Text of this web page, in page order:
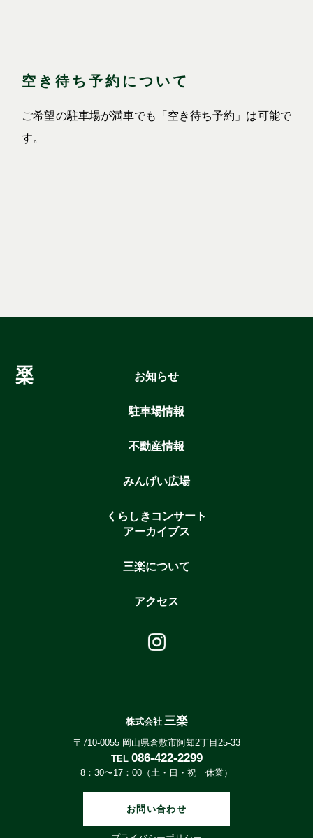
空き待ち予約について
ご希望の駐車場が満車でも「空き待ち予約」は可能で
す。
お知らせ
駐車場情報
不動産情報
みんげい広場
くらしきコンサート
アーカイブス
三楽について
アクセス
株式会社 三楽
〒710-0055 岡山県倉敷市阿知2丁目25-33
TEL 086-422-2299
8：30〜17：00（土・日・祝 休業）
お問い合わせ